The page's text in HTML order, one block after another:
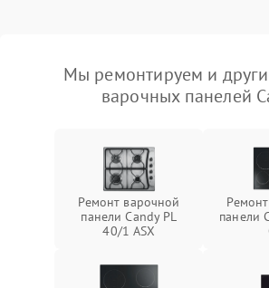
Мы ремонтируем и
варочных панелей
Ремонт варочной
панели Candy PL
40/1 ASX
панели